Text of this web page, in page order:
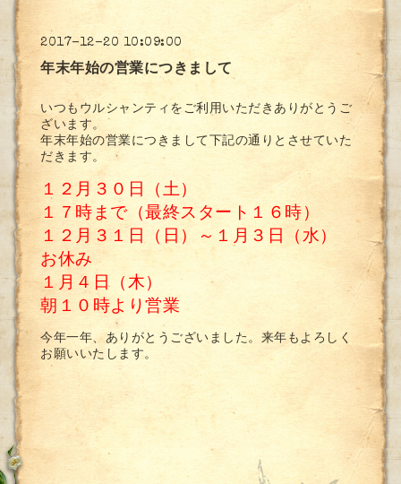
2017-12-20 10:09:00
年末年始の営業につきまして
いつもウルシャンティをご利用いただきありがとうご
ざいます。
年末年始の営業につきまして下記の通りとさせていた
だきます。
１２月３０日（土）
１７時まで（最終スタート１６時）
１２月３１日（日）～１月３日（水）
お休み
１月４日（木）
朝１０時より営業
今年一年、ありがとうございました。来年もよろしく
お願いいたします。